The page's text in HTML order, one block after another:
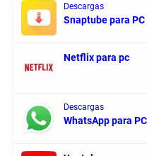
Descargas
Snaptube para PC
Netflix para pc
Descargas
WhatsApp para PC